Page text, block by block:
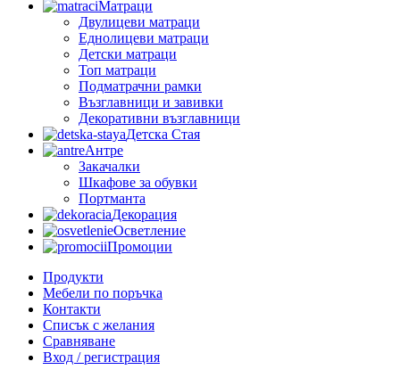
Матраци
Двулицеви матраци
Еднолицеви матраци
Детски матраци
Топ матраци
Подматрачни рамки
Възглавници и завивки
Декоративни възглавници
Детска Стая
Антре
Закачалки
Шкафове за обувки
Портманта
Декорация
Осветление
Промоции
Продукти
Мебели по поръчка
Контакти
Списък с желания
Сравняване
Вход / регистрация